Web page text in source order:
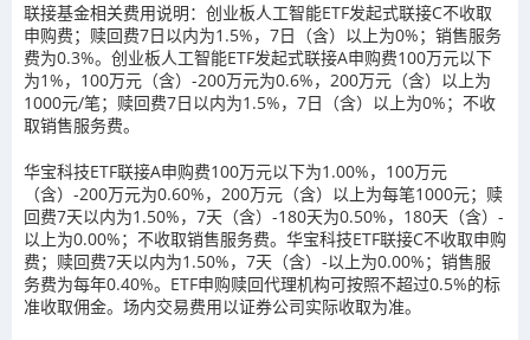
联接基金相关费用说明：创业板人工智能ETF发起式联接C不收取
申购费；赎回费7日以内为1.5%，7日（含）以上为0%；销售服务
费为0.3%。创业板人工智能ETF发起式联接A申购费100万元以下
为1%，100万元（含）-200万元为0.6%，200万元（含）以上为
1000元/笔；赎回费7日以内为1.5%，7日（含）以上为0%；不收
取销售服务费。
华宝科技ETF联接A申购费100万元以下为1.00%，100万元
（含）-200万元为0.60%，200万元（含）以上为每笔1000元；赎
回费7天以内为1.50%，7天（含）-180天为0.50%，180天（含）-
以上为0.00%；不收取销售服务费。华宝科技ETF联接C不收取申购
费；赎回费7天以内为1.50%，7天（含）-以上为0.00%；销售服
务费为每年0.40%。ETF申购赎回代理机构可按照不超过0.5%的标
准收取佣金。场内交易费用以证券公司实际收取为准。